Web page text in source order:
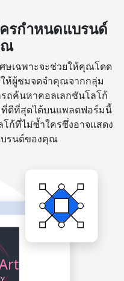
รกำหนดแบรนด์
ณ
ษเฉพาะจะช่วยให้คุณโดด
ให้ผู้ชมจดจำคุณจากกลุ่ม
ถค้นหาคอลเลกชันโลโก้
ที่ดีที่สุดได้บนแพลตฟอร์มนี้
ก้ที่ไม่ซ้ำใครซึ่งอาจแสดง
บรนด์ของคุณ